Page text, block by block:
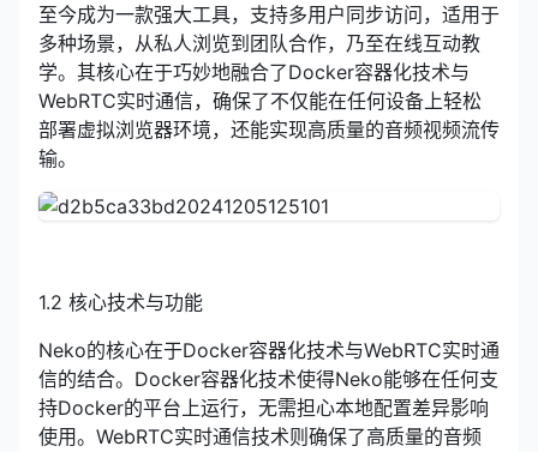
至今成为一款强大工具，支持多用户同步访问，适用于
多种场景，从私人浏览到团队合作，乃至在线互动教
学。其核心在于巧妙地融合了Docker容器化技术与
WebRTC实时通信，确保了不仅能在任何设备上轻松
部署虚拟浏览器环境，还能实现高质量的音频视频流传
输。
1.2 核心技术与功能
Neko的核心在于Docker容器化技术与WebRTC实时通
信的结合。Docker容器化技术使得Neko能够在任何支
持Docker的平台上运行，无需担心本地配置差异影响
使用。WebRTC实时通信技术则确保了高质量的音频